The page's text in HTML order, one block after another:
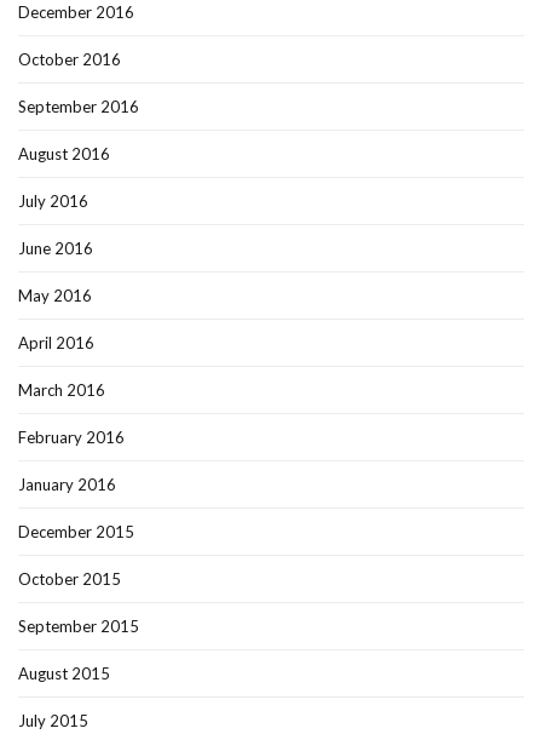
December 2016
October 2016
September 2016
August 2016
July 2016
June 2016
May 2016
April 2016
March 2016
February 2016
January 2016
December 2015
October 2015
September 2015
August 2015
July 2015